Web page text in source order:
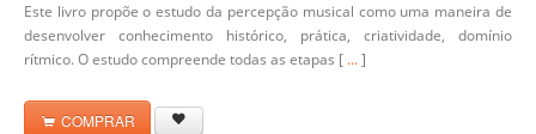
Este livro propõe o estudo da percepção musical como uma maneira de
desenvolver conhecimento histórico, prática, criatividade, domínio
rítmico. O estudo compreende todas as etapas [ ...]
COMPRAR